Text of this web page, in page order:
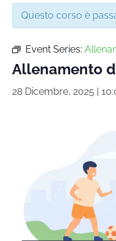
Questo corso è
Event Series:
Allenamento
28 Dicembre, 2025 |